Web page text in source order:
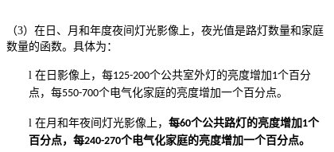
（3） 在日、月和年度夜间灯光影像上，夜光值是路灯数量和家庭
数量的函数。具体为：
l 在日影像上，每125-200个公共室外灯的亮度增加 1个百分
点，每550-700个电气化家庭的亮度增加一个百分点。
l 在月和年夜间灯光影像上， 每60个公共路灯的亮度增加 1个
百分点，每240-270个电气化家庭的亮度增加一个百分点。